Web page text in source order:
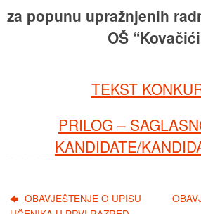
za popunu upražnjenih
OŠ
TEKST
PRILOG –
KANDIDATE/
OBAVJEŠTENJE O UPISU